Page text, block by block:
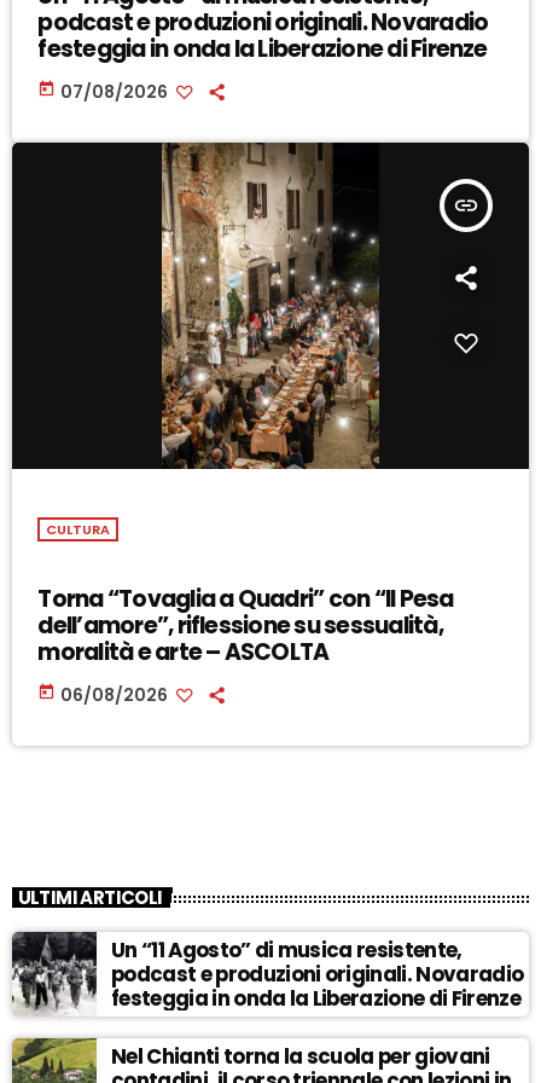
podcast e produzioni originali. Novaradio
festeggia in onda la Liberazione di Firenze
today 07/08/2026
insert_link
CULTURA
Torna “Tovaglia a Quadri” con “Il Pesa
dell’amore”, riflessione su sessualità,
moralità e arte – ASCOLTA
today 06/08/2026
ULTIMI ARTICOLI
Un “11 Agosto” di musica resistente,
podcast e produzioni originali. Novaradio
festeggia in onda la Liberazione di Firenze
Nel Chianti torna la scuola per giovani